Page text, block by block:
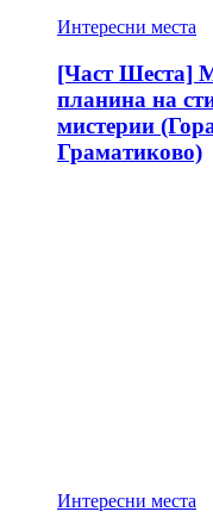
Интересни места
[Част Шеста]
планина на
мистерии
Граматиково)
Интересни места